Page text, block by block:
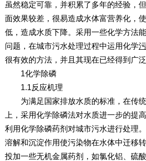
虽然稳定可靠，并积累了多年的经验，
面效果较差，很易造成水体富营养化，
低，造成水质下降。采用一些化学方法
问题，在城市污水处理过程中运用化学
很有效的方法，并且其现在已经得到广泛
1化学除磷
1.1反应机理
为满足国家排放水质的标准，在传
上，采用化学除磷法对水质进一步的提
利用化学除磷药剂对城市污水进行处理
溶解和沉淀作用使污染物在水体中迁移
投加一些无机金属药剂，如氯化铝、硫